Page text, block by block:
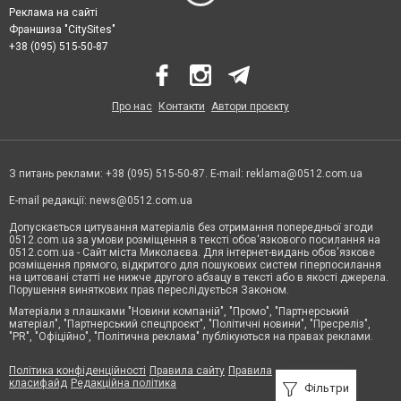
Фільтри
Реклама на сайті
Франшиза "CitySites"
+38 (095) 515-50-87
Про нас Контакти Автори проєкту
З питань реклами: +38 (095) 515-50-87. E-mail: reklama@0512.com.ua
E-mail редакції: news@0512.com.ua
Допускається цитування матеріалів без отримання попередньої згоди
0512.com.ua за умови розміщення в тексті обов'язкового посилання на
0512.com.ua - Сайт міста Миколаєва. Для інтернет-видань обов'язкове
розміщення прямого, відкритого для пошукових систем гіперпосилання
на цитовані статті не нижче другого абзацу в тексті або в якості джерела.
Порушення виняткових прав переслідується Законом.
Матеріали з плашками "Новини компаній", "Промо", "Партнерський
матеріал", "Партнерський спецпроєкт", "Політичні новини", "Пресреліз",
"PR", "Офіційно", "Політична реклама" публікуються на правах реклами.
Політика конфіденційності Правила сайту Правила
класифайд Редакційна політика